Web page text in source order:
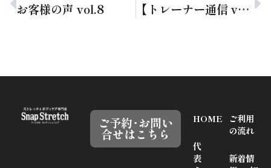
お客様の声 vol.8 【トレーナー通信 vol.36】睡眠の質を高めよう！
HOME
代
表
ご利用
の流れ
新着情
ご予約･お問い
合せはこちら